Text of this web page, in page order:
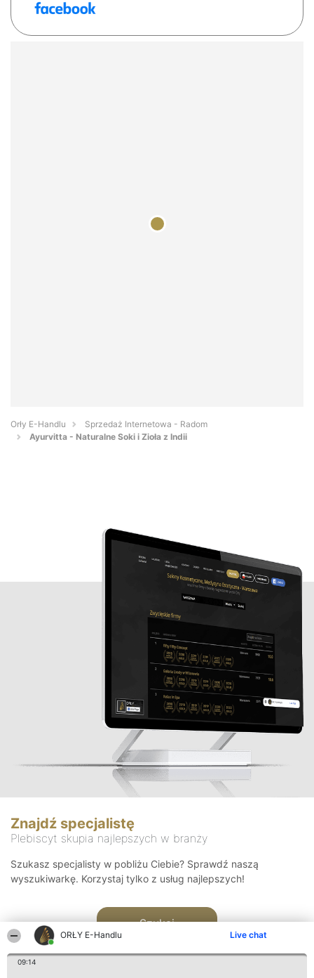
ORŁY E-Handlu Live chat
09:14
Orły E-Handlu
Sprzedaż Internetowa - Radom
Ayurvitta - Naturalne Soki i Zioła z Indii
Znajdź specjalistę
Plebiscyt skupia najlepszych w branży
Szukasz specjalisty w pobliżu Ciebie? Sprawdź naszą
wyszukiwarkę. Korzystaj tylko z usług najlepszych!
Szukaj